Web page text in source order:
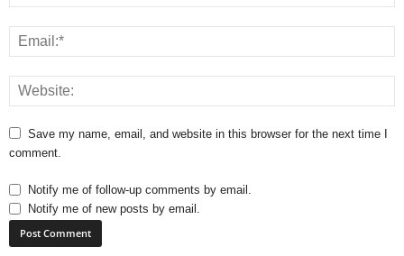
Save my name, email, and website in this browser for the next time I
comment.
Notify me of follow-up comments by email.
Notify me of new posts by email.